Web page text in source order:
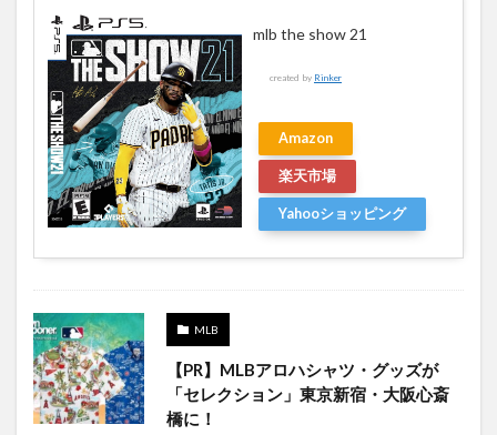
mlb the show 21
created by Rinker
Amazon
楽天市場
Yahooショッピング
MLB
【PR】MLBアロハシャツ・グッズが
「セレクション」東京新宿・大阪心斎
橋に！